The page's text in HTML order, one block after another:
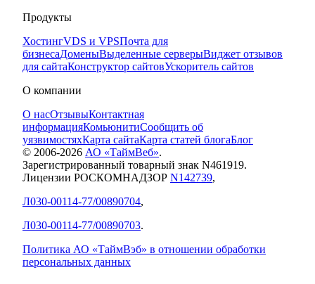
Продукты
ХостингVDS и VPSПочта для
бизнесаДоменыВыделенные серверыВиджет отзывов
для сайтаКонструктор сайтовУскоритель сайтов
О компании
О насОтзывыКонтактная
информацияКомьюнитиСообщить об
уязвимостяхКарта сайтаКарта статей блогаБлог
© 2006-2026 АО «ТаймВеб».
Зарегистрированный товарный знак N461919.
Лицензии РОСКОМНАДЗОР N142739,
Л030-00114-77/00890704,
Л030-00114-77/00890703.
Политика АО «ТаймВэб» в отношении обработки
персональных данных